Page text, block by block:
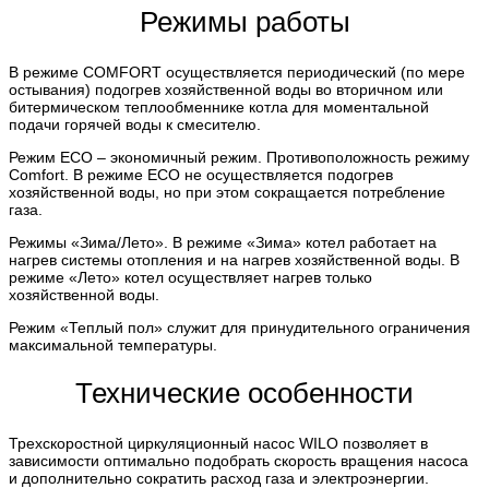
Режимы работы
В режиме COMFORT осуществляется периодический (по мере
остывания) подогрев хозяйственной воды во вторичном или
битермическом теплообменнике котла для моментальной
подачи горячей воды к смесителю.
Режим ECO – экономичный режим. Противоположность режиму
Comfort. В режиме ECO не осуществляется подогрев
хозяйственной воды, но при этом сокращается потребление
газа.
Режимы «Зима/Лето». В режиме «Зима» котел работает на
нагрев системы отопления и на нагрев хозяйственной воды. В
режиме «Лето» котел осуществляет нагрев только
хозяйственной воды.
Режим «Теплый пол» служит для принудительного ограничения
максимальной температуры.
Технические особенности
Трехскоростной циркуляционный насос WILO позволяет в
зависимости оптимально подобрать скорость вращения насоса
и дополнительно сократить расход газа и электроэнергии.